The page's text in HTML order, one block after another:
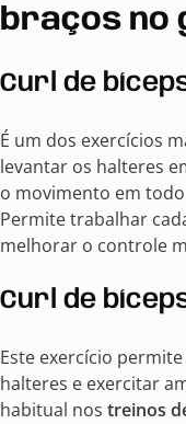
braços no
Curl de
É um dos exercícios
levantar os halteres
o movimento em
Permite trabalhar
melhorar o controle
Curl de
Este exercício
halteres e exercitar
habitual nos treinos